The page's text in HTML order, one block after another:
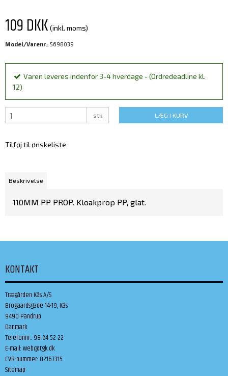
109 DKK (inkl. moms)
Model/Varenr.: 5698039
Varen leveres indenfor 3-4 hverdage - (Ordredeadline kl.
12)
stk LÆG I KURV
Tilføj til ønskeliste
Beskrivelse
110MM PP PROP. Kloakprop PP, glat.
KONTAKT
Trægården Kås A/S
Brogaardsgade 14-19, Kås
9490 Pandrup
Danmark
Telefonnr.: 98 24 52 22
E-mail:web@tgk.dk
CVR-nummer: 82167315
Sitemap